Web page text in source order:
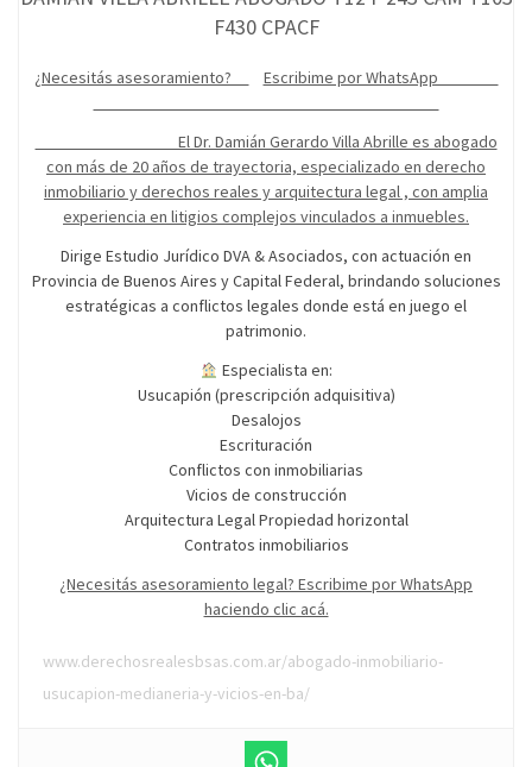
F430 CPACF
¿Necesitás asesoramiento? Escribime por WhatsApp
El Dr. Damián Gerardo Villa Abrille es abogado
con más de 20 años de trayectoria, especializado en derecho
inmobiliario y derechos reales y arquitectura legal , con amplia
experiencia en litigios complejos vinculados a inmuebles.
Dirige Estudio Jurídico DVA & Asociados, con actuación en
Provincia de Buenos Aires y Capital Federal, brindando soluciones
estratégicas a conflictos legales donde está en juego el
patrimonio.
Especialista en:
Usucapión (prescripción adquisitiva)
Desalojos
Escrituración
Conflictos con inmobiliarias
Vicios de construcción
Arquitectura Legal Propiedad horizontal
Contratos inmobiliarios
¿Necesitás asesoramiento legal? Escribime por WhatsApp
haciendo clic acá.
www.derechosrealesbsas.com.ar/abogado-inmobiliario-
usucapion-medianeria-y-vicios-en-ba/